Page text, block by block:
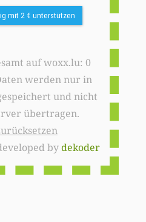
mit 2 € unterstützen
auf woxx.lu: 0
werden nur in
und nicht
übertragen.
bydekoder